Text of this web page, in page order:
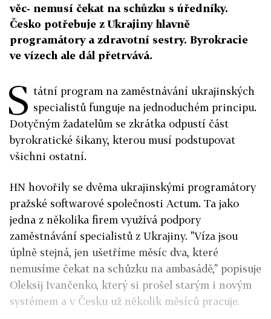
věc- nemusí čekat na schůzku s úředníky.
Česko potřebuje z Ukrajiny hlavně
programátory a zdravotní sestry. Byrokracie
ve vízech ale dál přetrvává.
S tátní program na zaměstnávání ukrajinských
specialistů funguje na jednoduchém principu.
Dotyčným žadatelům se zkrátka odpustí část
byrokratické šikany, kterou musí podstupovat
všichni ostatní.
HN hovořily se dvěma ukrajinskými programátory
pražské softwarové společnosti Actum. Ta jako
jedna z několika firem využívá podpory
zaměstnávání specialistů z Ukrajiny. "Víza jsou
úplně stejná, jen ušetříme měsíc dva, které
nemusíme čekat na schůzku na ambasádě," popisuje
Oleksij Ivančenko, který si prošel starým i novým
systémem a v Česku už několik měsíců pracuje.